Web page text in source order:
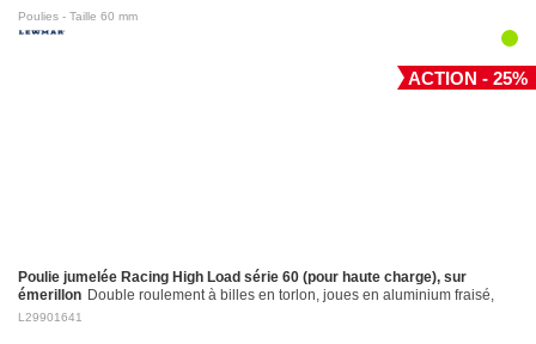
Poulies - Taille 60 mm
ACTION - 25%
Poulie jumelée Racing High Load série 60 (pour haute charge), sur
émerillon Double roulement à billes en torlon, joues en aluminium fraisé,
réa en aluminium fraisé Ø 60 mm. Réa en aluminium: ø 60 mm Pour
L29901641